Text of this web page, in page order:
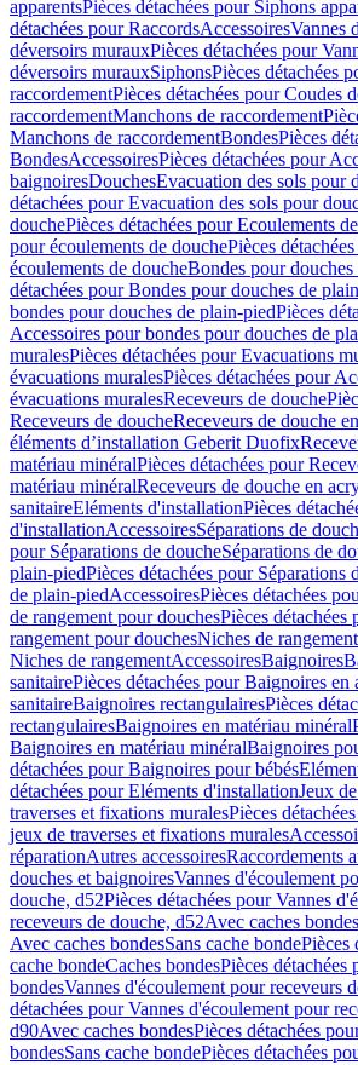
apparentsPièces détachées pour Siphons
détachées pour RaccordsAccessoiresVannes
déversoirs murauxPièces détachées pour
déversoirs murauxSiphonsPièces détachées
raccordementPièces détachées pour Coudes
raccordementManchons de raccordement
Manchons de raccordementBondesPièces
BondesAccessoiresPièces détachées pour
baignoiresDouchesEvacuation des sols pour
détachées pour Evacuation des sols pour
douchePièces détachées pour Ecoulements
pour écoulements de douchePièces
écoulements de doucheBondes pour
détachées pour Bondes pour douches de
bondes pour douches de plain-piedPièces
Accessoires pour bondes pour douches de
muralesPièces détachées pour Evacuations
évacuations muralesPièces détachées pour
évacuations muralesReceveurs de douche
Receveurs de doucheReceveurs de douche
éléments d’installation Geberit Duofix
matériau minéralPièces détachées pour
matériau minéralReceveurs de douche en
sanitaireEléments d'installationPièces
d'installationAccessoiresSéparations de
pour Séparations de doucheSéparations de
plain-piedPièces détachées pour Séparations
de plain-piedAccessoiresPièces détachées
de rangement pour douchesPièces détachées
rangement pour douchesNiches de rangement
Niches de rangementAccessoiresBaignoires
sanitairePièces détachées pour Baignoires en
sanitaireBaignoires rectangulairesPièces
rectangulairesBaignoires en matériau minéral
Baignoires en matériau minéralBaignoires
détachées pour Baignoires pour bébés
détachées pour Eléments d'installationJeux
traverses et fixations muralesPièces
jeux de traverses et fixations murales
réparationAutres accessoiresRaccordements
douches et baignoiresVannes d'écoulement
douche, d52Pièces détachées pour Vannes
receveurs de douche, d52Avec caches bondes
Avec caches bondesSans cache bondePièces
cache bondeCaches bondesPièces détachées
bondesVannes d'écoulement pour receveurs
détachées pour Vannes d'écoulement pour
d90Avec caches bondesPièces détachées
bondesSans cache bondePièces détachées